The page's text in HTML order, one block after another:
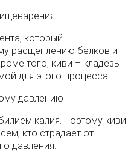
который
расщеплению белков и
того, киви – кладезь
для этого процесса.
давлению
калия. Поэтому киви
кто страдает от
давления.